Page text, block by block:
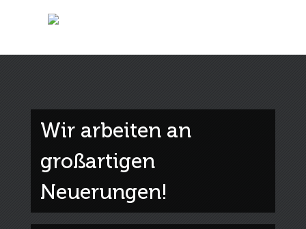
Wir arbeiten an
großartigen
Neuerungen!